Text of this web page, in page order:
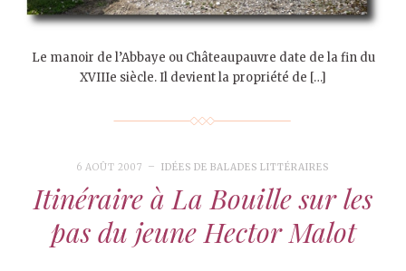
Le manoir de l’Abbaye ou Châteaupauvre date de la fin du
XVIIIe siècle. Il devient la propriété de […]
6 AOÛT 2007 IDÉES DE BALADES LITTÉRAIRES
Itinéraire à La Bouille sur les
pas du jeune Hector Malot